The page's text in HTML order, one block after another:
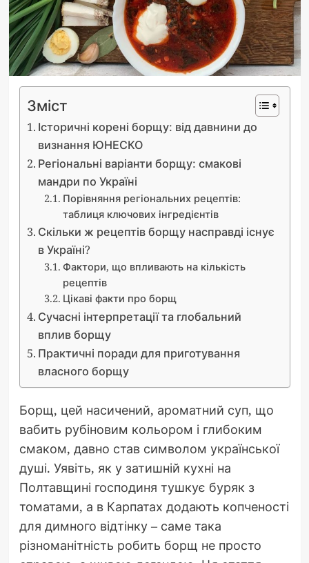
Зміст
Історичні корені борщу: від давнини до
визнання ЮНЕСКО
Регіональні варіанти борщу: смакові
мандри по Україні
Порівняння регіональних рецептів:
таблиця ключових інгредієнтів
Скільки ж рецептів борщу насправді існує
в Україні?
Фактори, що впливають на кількість
рецептів
Цікаві факти про борщ
Сучасні інтерпретації та глобальний
вплив борщу
Практичні поради для приготування
власного борщу
Борщ, цей насичений, ароматний суп, що
вабить рубіновим кольором і глибоким
смаком, давно став символом української
душі. Уявіть, як у затишній кухні на
Полтавщині господиня тушкує буряк з
томатами, а в Карпатах додають копченості
для димного відтінку – саме така
різноманітність робить борщ не просто